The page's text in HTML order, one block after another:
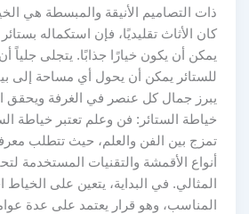
ذات التصاميم الأنيقة والمبسطة هي الخيار
كان الأثاث تقليديًا، فإن استكماله بستائر
يمكن أن يكون خيارًا جذابًا. يتجلى جلياً أن
للستائر يمكن أن يحول أي مساحة إلى بيئة
يبرز جمال كل عنصر في الغرفة ويحقق
خياطة الستائر: فن وعلم تعتبر خياطة
تمزج بين الفن والعلم، حيث تتطلب
أنواع الأقمشة والتقنيات المستخدمة
المثالي. في البداية، يتعين على الخياط
المناسب، وهو قرار يعتمد على عدة عوامل